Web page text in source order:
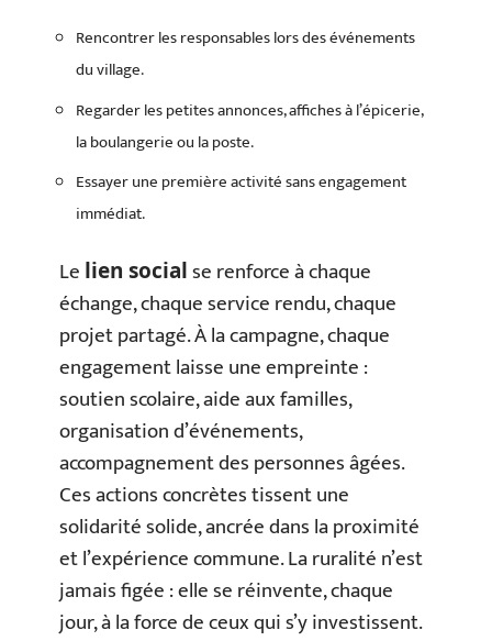
Rencontrer les responsables lors des événements
du village.
Regarder les petites annonces, affiches à l’épicerie,
la boulangerie ou la poste.
Essayer une première activité sans engagement
immédiat.
Le lien socialse renforce à chaque
échange, chaque service rendu, chaque
projet partagé. À la campagne, chaque
engagement laisse une empreinte :
soutien scolaire, aide aux familles,
organisation d’événements,
accompagnement des personnes âgées.
Ces actions concrètes tissent une
solidarité solide, ancrée dans la proximité
et l’expérience commune. La ruralité n’est
jamais figée : elle se réinvente, chaque
jour, à la force de ceux qui s’y investissent.